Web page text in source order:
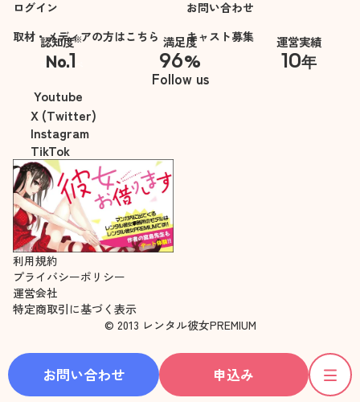
お問い合わせ 申込み
ログイン
お問い合わせ
取材・メディアの方はこちら
キャスト募集
認知度※
No.1
※自社調べ
満足度
96%
運営実績
10年
Follow us
Youtube
X (Twitter)
Instagram
TikTok
利用規約
プライバシーポリシー
運営会社
特定商取引に基づく表示
© 2013 レンタル彼女PREMIUM